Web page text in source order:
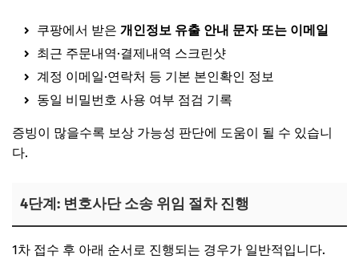
쿠팡에서 받은 개인정보 유출 안내 문자 또는 이메일
최근 주문내역·결제내역 스크린샷
계정 이메일·연락처 등 기본 본인확인 정보
동일 비밀번호 사용 여부 점검 기록
증빙이 많을수록 보상 가능성 판단에 도움이 될 수 있습니
다.
4단계: 변호사단 소송 위임 절차 진행
1차 접수 후 아래 순서로 진행되는 경우가 일반적입니다.